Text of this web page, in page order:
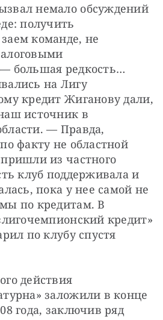
немало обсуждений
получить
команде, не
большая редкость…
на Лигу
кредит Жиганову дали,
источник в
— Правда,
факту не областной
из частного
клуб поддерживала и
пока у нее самой не
по кредитам. В
кредит»
по клубу спустя
действия
заложили в конце
года, заключив ряд